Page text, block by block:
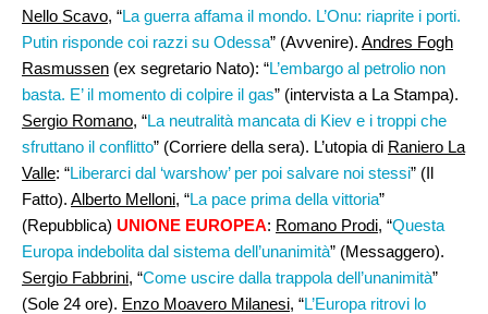
Nello Scavo, “La guerra affama il mondo. L’Onu: riaprite i porti.
Putin risponde coi razzi su Odessa” (Avvenire). Andres Fogh
Rasmussen (ex segretario Nato): “L’embargo al petrolio non
basta. E’ il momento di colpire il gas” (intervista a La Stampa).
Sergio Romano, “La neutralità mancata di Kiev e i troppi che
sfruttano il conflitto” (Corriere della sera). L’utopia di Raniero La
Valle: “Liberarci dal ‘warshow’ per poi salvare noi stessi” (Il
Fatto). Alberto Melloni, “La pace prima della vittoria”
(Repubblica) UNIONE EUROPEA: Romano Prodi, “Questa
Europa indebolita dal sistema dell’unanimità” (Messaggero).
Sergio Fabbrini, “Come uscire dalla trappola dell’unanimità”
(Sole 24 ore). Enzo Moavero Milanesi, “L’Europa ritrovi lo